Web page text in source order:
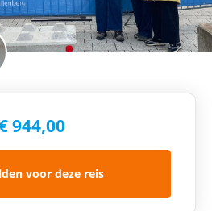
944,00
voor deze reis